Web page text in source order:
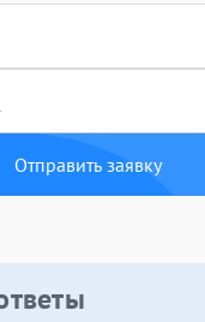
Отправить заявку